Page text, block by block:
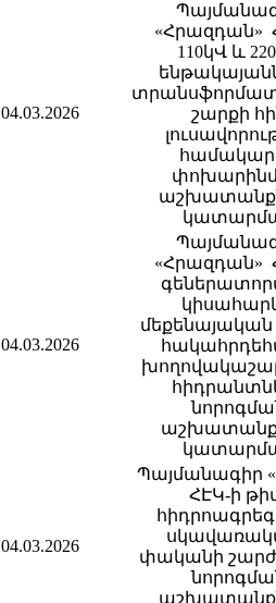
04.03.2026
«Հրազդան»
110կՎ և
շարքի
04.03.2026
«Հրազդան»
04.03.2026
Պայմանագիր
ՀԷԿ-ի
փականի